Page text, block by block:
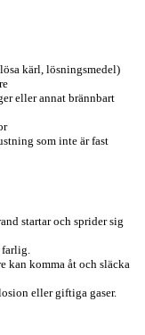
kärl, lösningsmedel)
eller annat brännbart
som inte är fast
startar och sprider sig
farlig.
kan komma åt och släcka
eller giftiga gaser.